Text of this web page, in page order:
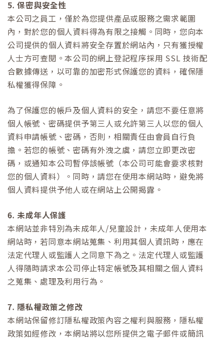
5. 保密與安全性
本公司之員工，僅於為您提供產品或服務之需求範圍
內，對於您的個人資料得為有限之接觸。同時，您向本
公司提供的個人資料將安全存置於網站內，只有獲授權
人士方可查閱。本公司的網上登記程序採用 SSL 技術配
合數據傳送，以可靠的加密形式保護您的資料，確保隱
私權獲得保障。
為了保護您的帳戶及個人資料的安全，請您不要任意將
個人帳號、密碼提供予第三人或允許第三人以您的個人
資料申請帳號、密碼，否則，相關責任由會員自行負
擔。若您的帳號、密碼有外洩之虞，請您立即更改密
碼，或通知本公司暫停該帳號（本公司可能會要求核對
您的個人資料）。同時，請您在使用本網站時，避免將
個人資料提供予他人或在網站上公開揭露。
6. 未成年人保護
本網站並非特別為未成年人/兒童設計，未成年人使用本
網站時，若同意本網站蒐集、利用其個人資訊時，應在
法定代理人或監護人之同意下為之。法定代理人或監護
人得隨時請求本公司停止特定帳號及其相關之個人資料
之蒐集、處理及利用行為。
7. 隱私權政策之修改
本網站保留修訂隱私權政策內容之權利與服務，隱私權
政策如經修改，本網站將以您所提供之電子郵件或簡訊